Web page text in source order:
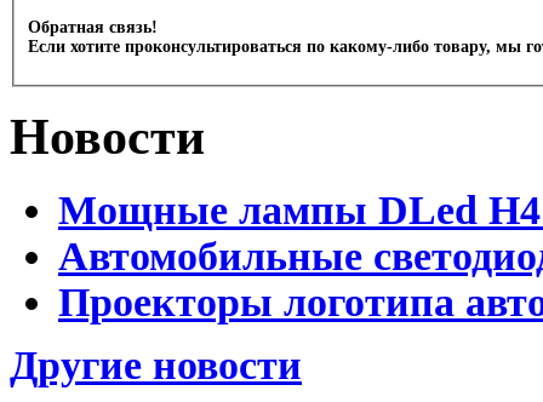
Обратная связь!
Если хотите проконсультироваться по какому-либо товару, мы
Новости
Мощные лампы DLed H4
Автомобильные
Проекторы логотипа
Другие новости